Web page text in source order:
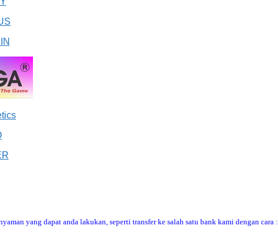
yang dapat anda lakukan, seperti transfer ke salah satu bank kami dengan cara :